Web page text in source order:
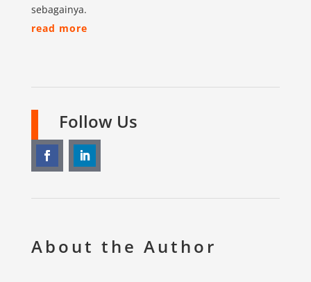
sebagainya.
read more
Follow Us
About the Author